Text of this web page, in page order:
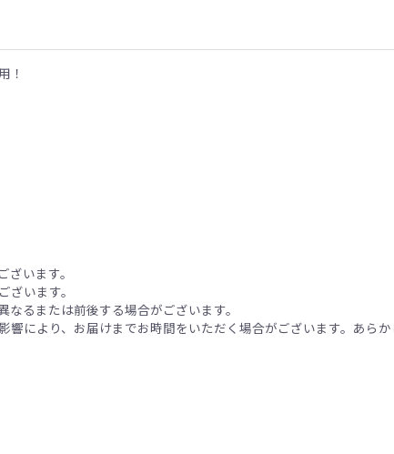
！
います。
います。
るまたは前後する場合がございます。
により、お届けまでお時間をいただく場合がございます。あらか